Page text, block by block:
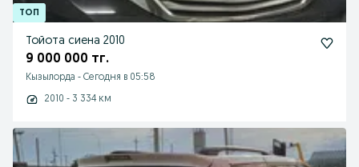
Тойота сиена 2010
9 000 000 тг.
Кызылорда - Сегодня в 05:58
2010 - 3 334 км